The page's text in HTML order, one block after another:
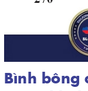
Bình bông